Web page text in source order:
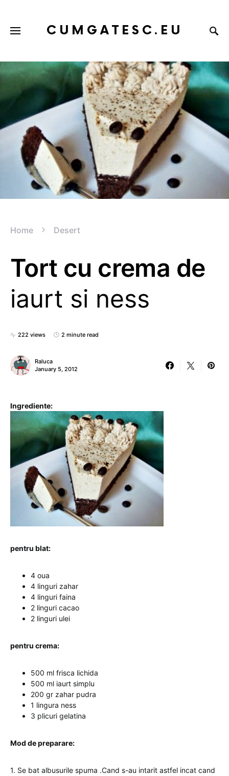
CUMGATESC.EU
Home Desert
Tort cu crema de
iaurt si ness
222 views 2 minute read
Raluca
January 5, 2012
Ingrediente:
pentru blat:
4 oua
4 linguri zahar
4 linguri faina
2 linguri cacao
2 linguri ulei
pentru crema:
500 ml frisca lichida
500 ml iaurt simplu
200 gr zahar pudra
1 lingura ness
3 plicuri gelatina
Mod de preparare:
1. Se bat albusurile spuma .Cand s-au intarit astfel incat cand